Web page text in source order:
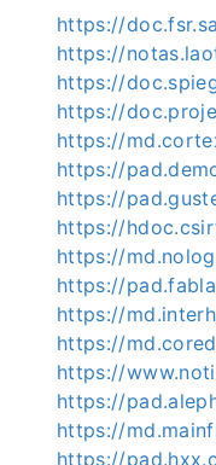
https://
https://
https://
https://
https://
https://
https://
https://
https://
https://
https://
https://
https://
https://
https://
https://